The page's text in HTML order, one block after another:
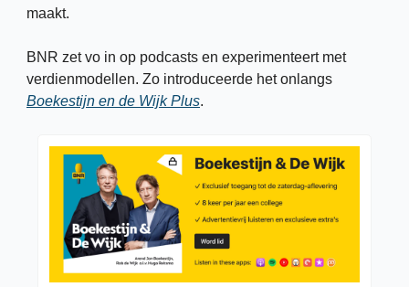
maakt.
BNR zet vo in op podcasts en experimenteert met
Boekestijn en de Wijk Plus.